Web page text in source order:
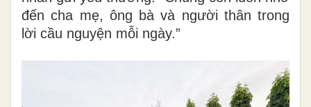
đến cha mẹ, ông bà và người thân trong
lời cầu nguyện mỗi ngày.”